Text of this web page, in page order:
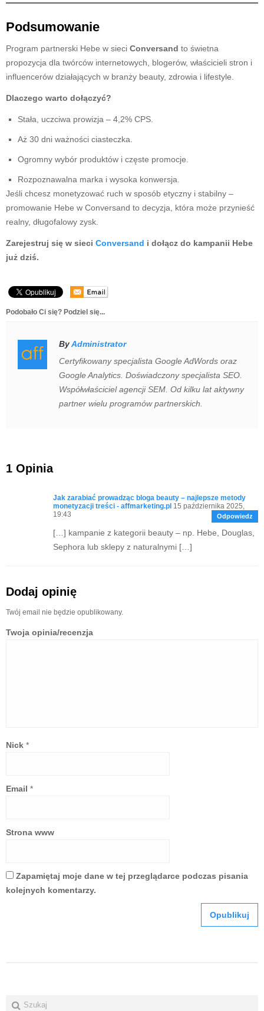
Podsumowanie
Program partnerski Hebe w sieci Conversand to świetna
propozycja dla twórców internetowych, blogerów, właścicieli stron i
influencerów działających w branży beauty, zdrowia i lifestyle.
Dlaczego warto dołączyć?
Stała, uczciwa prowizja – 4,2% CPS.
Aż 30 dni ważności ciasteczka.
Ogromny wybór produktów i częste promocje.
Rozpoznawalna marka i wysoka konwersja.
Jeśli chcesz monetyzować ruch w sposób etyczny i stabilny –
promowanie Hebe w Conversand to decyzja, która może przynieść
realny, długofalowy zysk.
Zarejestruj się w sieci Conversand i dołącz do kampanii Hebe
już dziś.
Podobało Ci się? Podziel się...
ByAdministrator
Certyfikowany specjalista Google AdWords oraz
Google Analytics. Doświadczony specjalista SEO.
Współwłaściciel agencji SEM. Od kilku lat aktywny
partner wielu programów partnerskich.
1 Opinia
Jak zarabiać prowadząc bloga beauty – najlepsze metody
monetyzacji treści - affmarketing.pl 15 października 2025,
19:43
Odpowiedz
[…] kampanie z kategorii beauty – np. Hebe, Douglas,
Sephora lub sklepy z naturalnymi […]
Dodaj opinię
Twój email nie będzie opublikowany.
Twoja opinia/recenzja
Nick *
Email *
Strona www
Zapamiętaj moje dane w tej przeglądarce podczas pisania
kolejnych komentarzy.